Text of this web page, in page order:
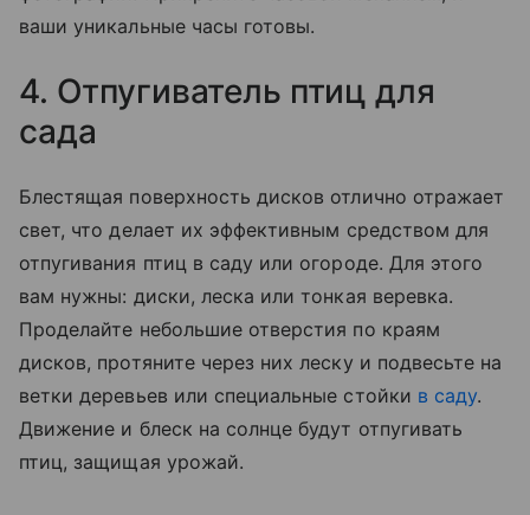
ваши уникальные часы готовы.
4. Отпугиватель птиц для
сада
Блестящая поверхность дисков отлично отражает
свет, что делает их эффективным средством для
отпугивания птиц в саду или огороде. Для этого
вам нужны: диски, леска или тонкая веревка.
Проделайте небольшие отверстия по краям
дисков, протяните через них леску и подвесьте на
ветки деревьев или специальные стойки в саду.
Движение и блеск на солнце будут отпугивать
птиц, защищая урожай.